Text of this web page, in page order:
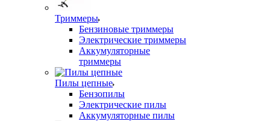
Триммеры
Бензиновые триммеры
Электрические триммеры
Аккумуляторные
триммеры
Пилы цепные
Бензопилы
Электрические пилы
Аккумуляторные пилы